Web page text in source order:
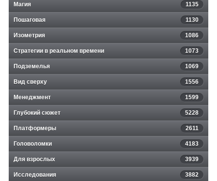
Магия 1135
Пошаговая 1130
Изометрия 1086
Стратегии в реальном времени 1073
Подземелья 1069
Вид сверху 1556
Менеджмент 1599
Глубокий сюжет 5228
Платформеры 2611
Головоломки 4183
Для взрослых 3939
Исследования 3882